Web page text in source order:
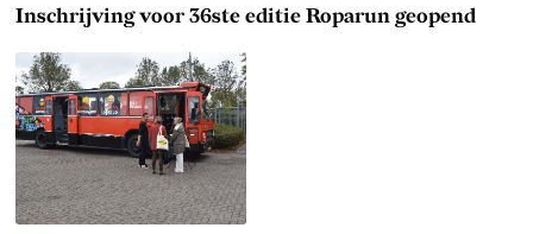
Inschrijving voor 36ste editie Roparun geopend